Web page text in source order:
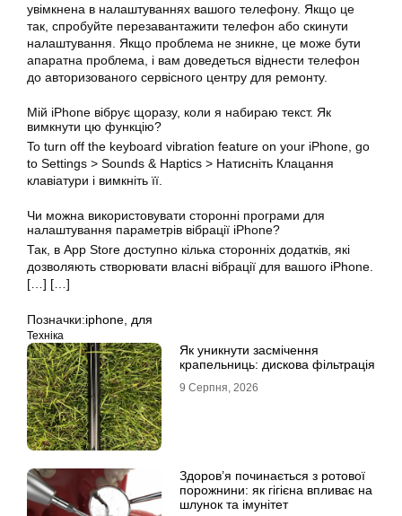
увімкнена в налаштуваннях вашого телефону. Якщо це
так, спробуйте перезавантажити телефон або скинути
налаштування. Якщо проблема не зникне, це може бути
апаратна проблема, і вам доведеться віднести телефон
до авторизованого сервісного центру для ремонту.
Мій iPhone вібрує щоразу, коли я набираю текст. Як
вимкнути цю функцію?
To turn off the keyboard vibration feature on your iPhone, go
to Settings > Sounds & Haptics > Натисніть Клацання
клавіатури і вимкніть її.
Чи можна використовувати сторонні програми для
налаштування параметрів вібрації iPhone?
Так, в App Store доступно кілька сторонніх додатків, які
дозволяють створювати власні вібрації для вашого iPhone.
[…] […]
Позначки:iphone для
Техніка
Як уникнути засмічення
крапельниць: дискова фільтрація
9 Серпня, 2026
Здоров’я починається з ротової
порожнини: як гігієна впливає на
шлунок та імунітет